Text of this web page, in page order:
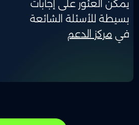
يمكن العثور على إجابات
بسيطة للأسئلة الشائعة
في مركز الدعم